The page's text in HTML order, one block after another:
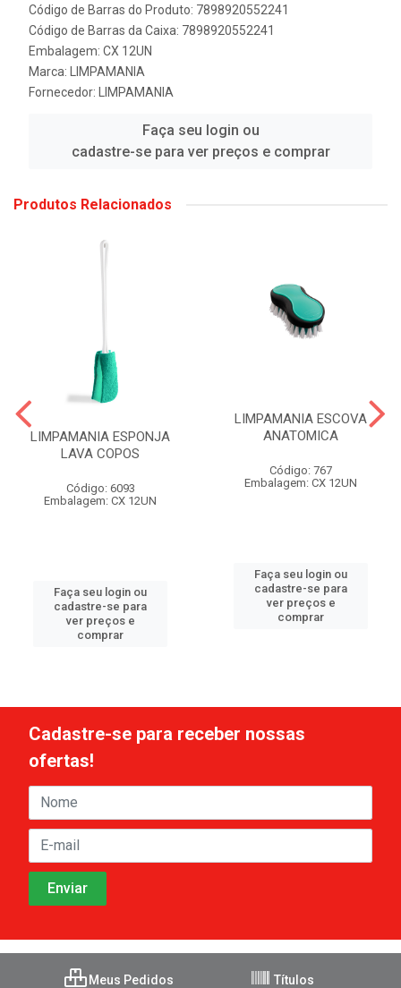
Código de Barras do Produto: 7898920552241
Código de Barras da Caixa: 7898920552241
Embalagem: CX 12UN
Marca: LIMPAMANIA
Fornecedor: LIMPAMANIA
Faça seu login ou
cadastre-se para ver preços e comprar
Produtos Relacionados
LIMPAMANIA ESPONJA
LAVA COPOS
Código: 6093
Embalagem: CX 12UN
Faça seu login ou
cadastre-se para
ver preços e
comprar
LIMPAMANIA ESCOVA
ANATOMICA
Código: 767
Embalagem: CX 12UN
Faça seu login ou
cadastre-se para
ver preços e
comprar
Cadastre-se para receber nossas
ofertas!
Meus Pedidos Títulos